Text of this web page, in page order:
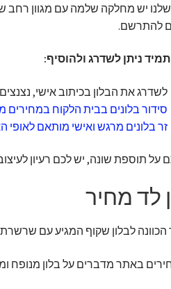
יש מחלקה שלמה עם מגוון רחב
להתרשם.
ניתן לשדרג ולהוסיף:
לשדרג את הבלון בכיתוב אישי,
סידור בלונים בבית הלקוח במחירים
זר בלונים מרגש ואישי מותאם לאופי
תוספת שונה, יש לכם רעיון
לד מחיר
הכוונה לבלון שקוף המגיע עם
באתר מדברים על בלון מנופח